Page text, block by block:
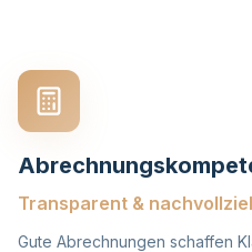
Transparent &
Gute Abrechnungen schaffen